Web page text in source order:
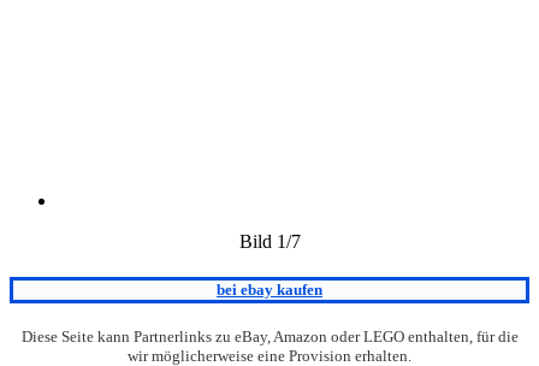
Bild 1/7
bei ebay kaufen
Diese Seite kann Partnerlinks zu eBay, Amazon oder LEGO enthalten, für die
wir möglicherweise eine Provision erhalten.